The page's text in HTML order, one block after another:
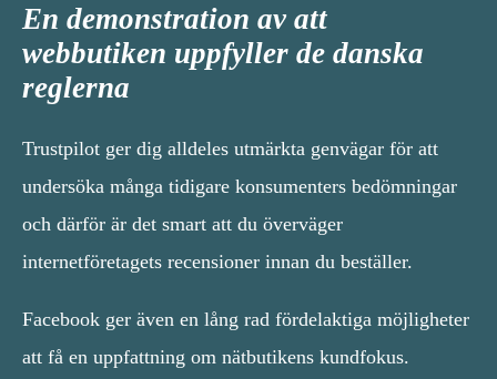
En demonstration av att
webbutiken uppfyller de danska
reglerna
Trustpilot ger dig alldeles utmärkta genvägar för att
undersöka många tidigare konsumenters bedömningar
och därför är det smart att du överväger
internetföretagets recensioner innan du beställer.
Facebook ger även en lång rad fördelaktiga möjligheter
att få en uppfattning om nätbutikens kundfokus.